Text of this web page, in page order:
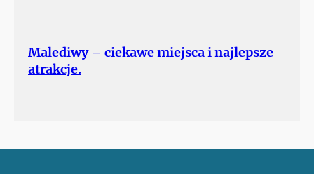
Malediwy – ciekawe miejsca i najlepsze
atrakcje.